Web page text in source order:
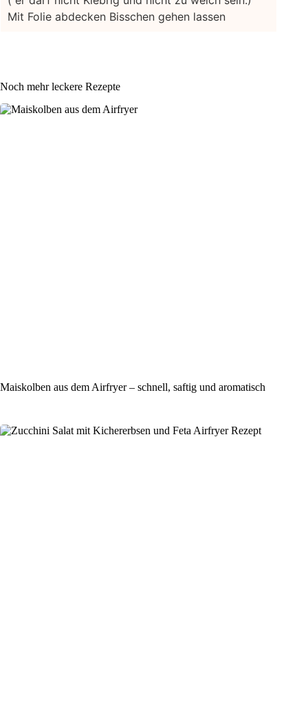
Mit Folie abdecken Bisschen gehen lassen
Noch mehr leckere Rezepte
Maiskolben aus dem Airfryer – schnell, saftig und aromatisch